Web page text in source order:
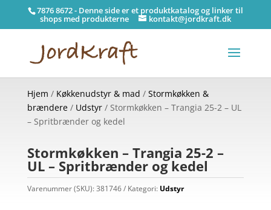
7876 8672 - Denne side er et produktkatalog og linker til
shops med produkterne kontakt@jordkraft.dk
Hjem / Køkkenudstyr & mad / Stormkøkken &
brændere/ Udstyr/ Stormkøkken – Trangia 25-2 – UL
– Spritbrænder og kedel
Stormkøkken – Trangia 25-2 –
UL – Spritbrænder og kedel
Varenummer (SKU):381746 Kategori: Udstyr